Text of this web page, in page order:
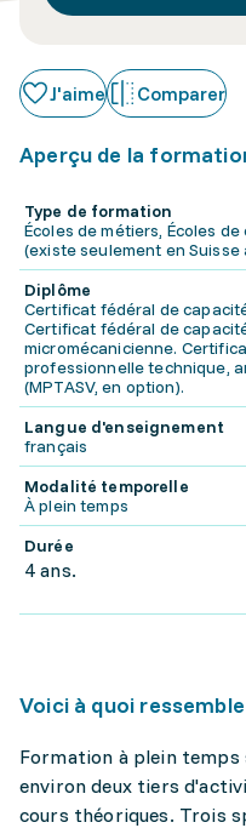
J'aime Comparer
Aperçu de la
Type de formation
Écoles de métiers, Écoles
(existe seulement en Suisse
Diplôme
Certificat fédéral de
Certificat fédéral de
micromécanicienne.
professionnelle technique,
(MPTASV, en option).
Langue d'enseignement
français
Modalité temporelle
À plein temps
Durée
4 ans.
Voici à quoi
Formation à plein
environ deux tiers
cours théoriques. Trois